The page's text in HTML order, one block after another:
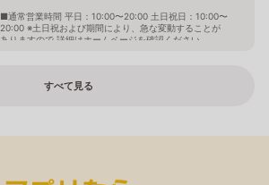
■通常営業時間 平日：10:00〜20:00 土日祝日：10:00〜
20:00 ※土日祝および期間により、急な変動することが
ありますので 詳細はホームページを確認ください
すべて見る